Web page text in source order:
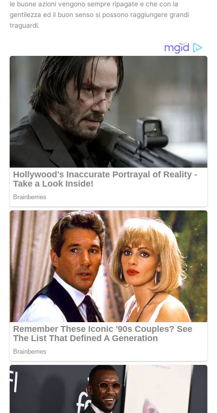
le buone azioni vengono sempre ripagate e che con la
gentilezza ed il buon senso si possono raggiungere grandi
traguardi.